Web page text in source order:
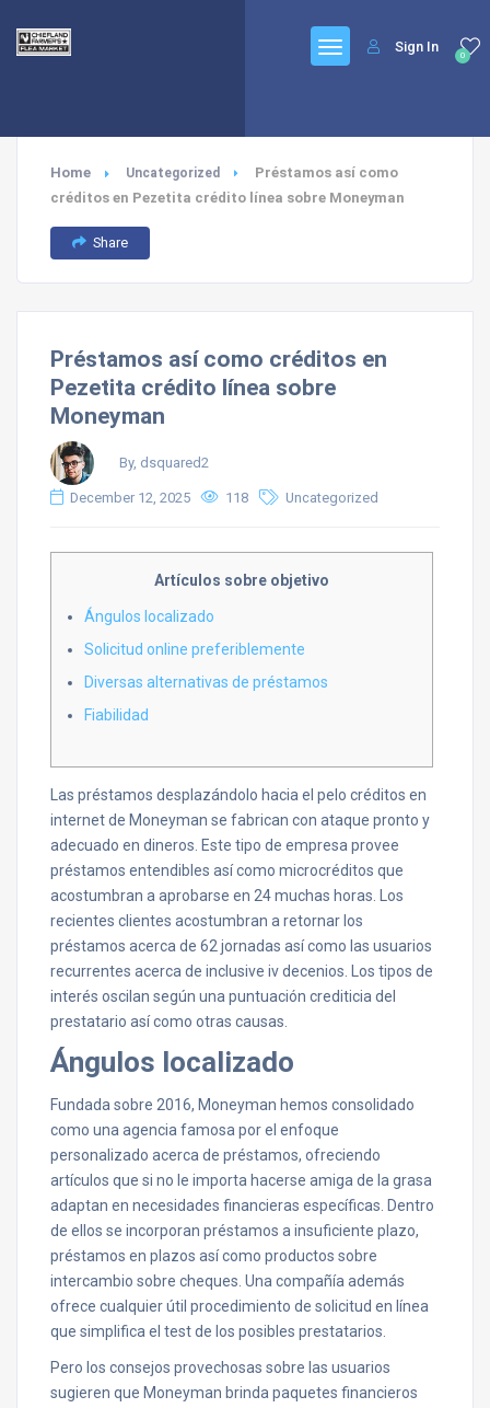
0
Sign In
Home Uncategorized
Préstamos así­ como
créditos en Pezetita crédito línea sobre Moneyman
Share
Préstamos así­ como créditos en
Pezetita crédito línea sobre
Moneyman
By, dsquared2
December 12, 2025 118 Uncategorized
Artículos sobre objetivo
Ángulos localizado
Solicitud online preferiblemente
Diversas alternativas de préstamos
Fiabilidad
Las préstamos desplazándolo hacia el pelo créditos en
internet de Moneyman se fabrican con ataque pronto y
adecuado en dineros. Este tipo de empresa provee
préstamos entendibles así­ como microcréditos que
acostumbran a aprobarse en 24 muchas horas. Los
recientes clientes acostumbran a retornar los
préstamos acerca de 62 jornadas así­ como las usuarios
recurrentes acerca de inclusive iv decenios.
Los tipos de
interés oscilan según una puntuación crediticia del
prestatario así­ como otras causas.
Ángulos localizado
Fundada sobre 2016, Moneyman hemos consolidado
como una agencia famosa por el enfoque
personalizado acerca de préstamos, ofreciendo
artículos que si no le importa hacerse amiga de la grasa
adaptan en necesidades financieras específicas. Dentro
de ellos se incorporan préstamos a insuficiente plazo,
préstamos en plazos así­ como productos sobre
intercambio sobre cheques. Una compañía además
ofrece cualquier útil procedimiento de solicitud en línea
que simplifica el test de los posibles prestatarios.
Pero los consejos provechosas sobre las usuarios
sugieren que Moneyman brinda paquetes financieros